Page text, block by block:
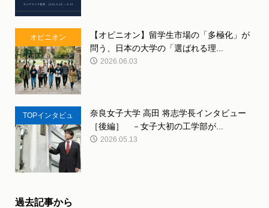
オピニオン
【オピニオン】留学生市場の「多極化」が
問う、日本の大学の「選ばれる理...
2026.06.03
TOPインタビュ
ー
奈良女子大学 高田 将志学長インタビュー
［後編］ －女子大初の工学部が...
2026.05.13
過去記事から